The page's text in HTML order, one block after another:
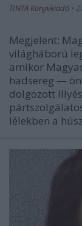
TINTA Könyvkiadó •
Megjelent:
világháború
amikor
hadsereg —
dolgozott
lélekben a